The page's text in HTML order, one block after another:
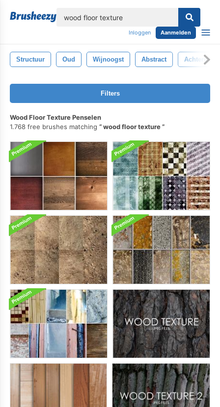
Inloggen Aanmelden
Structuur Oud Wijnoogst Abstract
Filters
Wood Floor Texture Penselen
1.768 free brushes matching
wood floor texture